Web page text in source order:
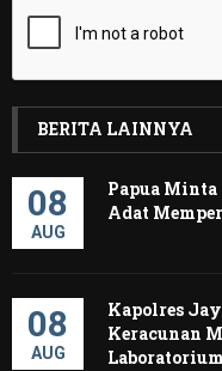
BERITA LAINNYA
08
AUG
Papua Minta
Adat
08
AUG
Kapolres
Keracunan
Laboratorium